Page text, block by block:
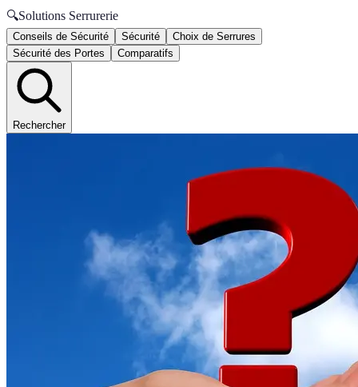
🔍Solutions Serrurerie
Conseils de Sécurité Sécurité
Choix de Serrures
Sécurité des Portes
Comparatifs
Rechercher